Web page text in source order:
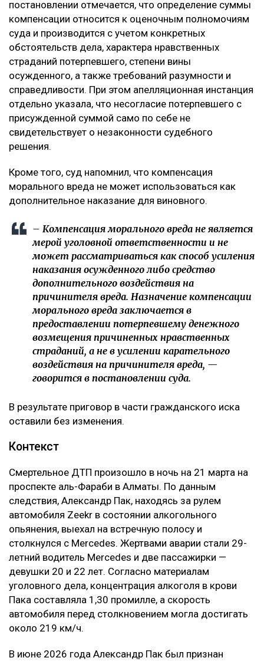
постановлении отмечается, что определение суммы
компенсации относится к оценочным полномочиям
суда и производится с учетом конкретных
обстоятельств дела, характера нравственных
страданий потерпевшего, степени вины
осужденного, а также требований разумности и
справедливости. При этом апелляционная инстанция
отдельно указала, что несогласие потерпевшего с
присужденной суммой само по себе не
свидетельствует о незаконности судебного
решения.
Кроме того, суд напомнил, что компенсация
морального вреда не может использоваться как
дополнительное наказание для виновного.
– Компенсация морального вреда не является
мерой уголовной ответственности и не
может рассматриваться как способ усиления
наказания осужденного либо средство
дополнительного воздействия на
причинителя вреда. Назначение компенсации
морального вреда заключается в
предоставлении потерпевшему денежного
возмещения причиненных нравственных
страданий, а не в усилении карательного
воздействия на причинителя вреда, —
говорится в постановлении суда.
В результате приговор в части гражданского иска
оставили без изменения.
Контекст
Смертельное ДТП произошло в ночь на 21 марта на
проспекте аль-Фараби в Алматы. По данным
следствия, Александр Пак, находясь за рулем
автомобиля Zeekr в состоянии алкогольного
опьянения, выехал на встречную полосу и
столкнулся с Mercedes. Жертвами аварии стали 29-
летний водитель Mercedes и две пассажирки —
девушки 20 и 22 лет. Согласно материалам
уголовного дела, концентрация алкоголя в крови
Пака составляла 1,30 промилле, а скорость
автомобиля перед столкновением могла достигать
около 219 км/ч.
В июне 2026 года Александр Пак был признан